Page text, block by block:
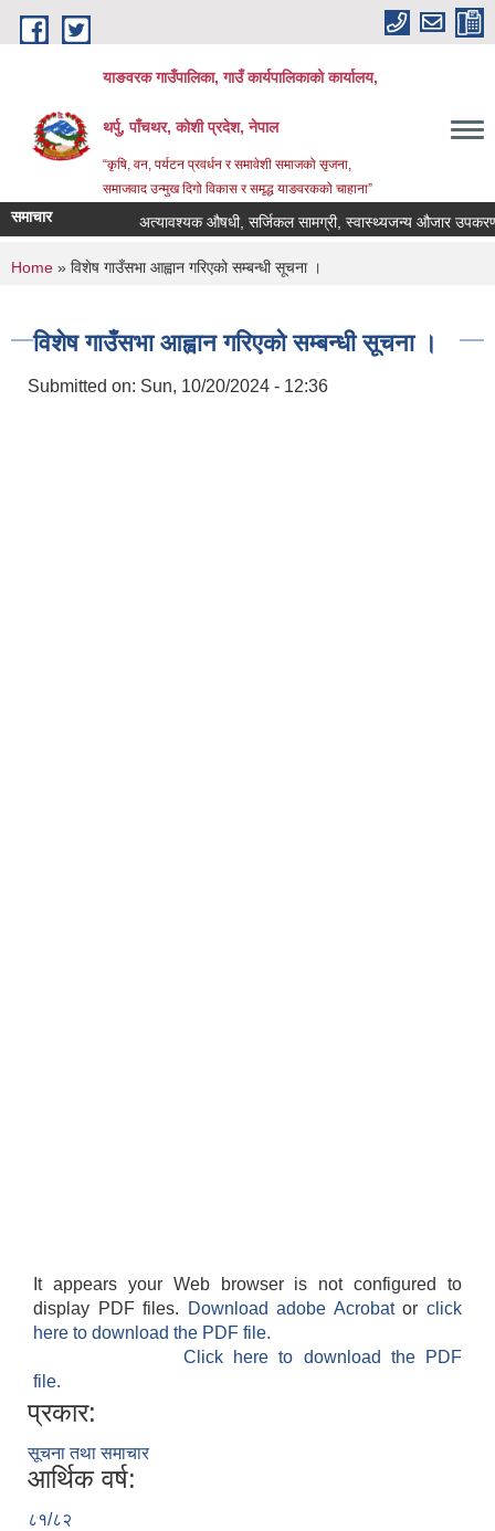
Skip to main content
याङवरक गाउँपालिका, गाउँ कार्यपालिकाको कार्यालय,
थर्पु, पाँचथर, कोशी प्रदेश, नेपाल
“कृषि, वन, पर्यटन प्रवर्धन र समावेशी समाजको सृजना,
समाजवाद उन्मुख दिगो विकास र समृद्ध याङवरकको चाहाना”
समाचार अत्यावश्यक औषधी, सर्जिकल सामग्री, स्वास्थ्यजन्य औजार
You are here
Home » विशेष गाउँसभा आह्वान गरिएको सम्बन्धी सूचना ।
विशेष गाउँसभा आह्वान गरिएको सम्बन्धी सूचना ।
Submitted on: Sun, 10/20/2024 - 12:36
It appears your Web browser is not configured to
display PDF files.
Download adobe Acrobatorclick
here to download the PDF file.
Click here to download the PDF
file.
प्रकार:
सूचना तथा समाचार
आर्थिक वर्ष:
८१/८२